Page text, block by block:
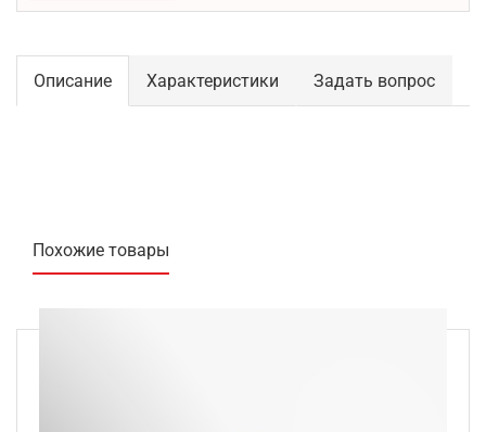
Описание Характеристики Задать вопрос
Похожие товары